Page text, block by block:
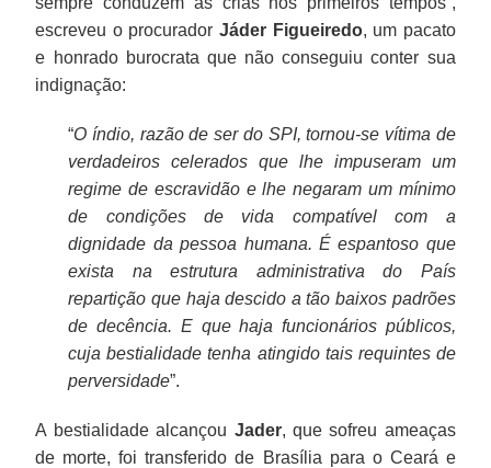
escreveu o procurador Jáder Figueiredo, um pacato
e honrado burocrata que não conseguiu conter sua
indignação:
“O índio, razão de ser do SPI, tornou-se vítima de
verdadeiros celerados que lhe impuseram um
regime de escravidão e lhe negaram um mínimo
de condições de vida compatível com a
dignidade da pessoa humana. É espantoso que
exista na estrutura administrativa do País
repartição que haja descido a tão baixos padrões
de decência. E que haja funcionários públicos,
cuja bestialidade tenha atingido tais requintes de
perversidade”.
A bestialidade alcançou Jader, que sofreu ameaças
de morte, foi transferido de Brasília para o Ceará e